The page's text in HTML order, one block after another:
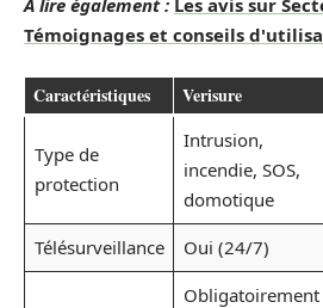
Témoignages et conseils
Caractéristiques Verisure
Type de
protection
Intrusion,
incendie, SOS,
domotique
Télésurveillance
Oui (24/7)
Obligatoirement